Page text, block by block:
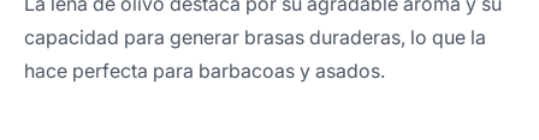
capacidad para generar brasas duraderas, lo que la
hace perfecta para barbacoas y asados.